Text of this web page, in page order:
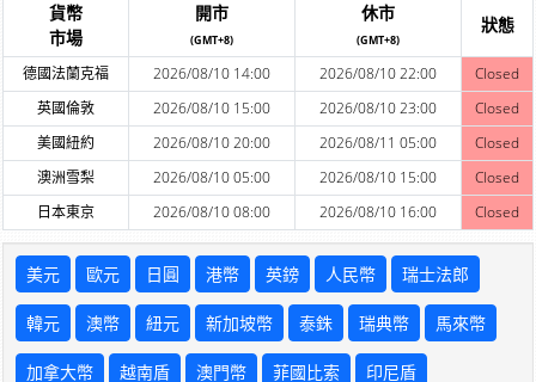
貨幣
市場
開市
(GMT+8)
休市
(GMT+8)
狀態
德國法蘭克福 2026/08/10 14:00 2026/08/10 22:00
Closed
英國倫敦
2026/08/10 15:00 2026/08/10 23:00
Closed
美國紐約
2026/08/10 20:00 2026/08/11 05:00
Closed
澳洲雪梨
2026/08/10 05:00 2026/08/10 15:00
Closed
日本東京
2026/08/10 08:00 2026/08/10 16:00 Closed
美元 歐元 日圓 港幣 英鎊 人民幣 瑞士法郎
韓元 澳幣 紐元 新加坡幣 泰銖 瑞典幣 馬來幣
加拿大幣 越南盾 澳門幣 菲國比索 印尼盾